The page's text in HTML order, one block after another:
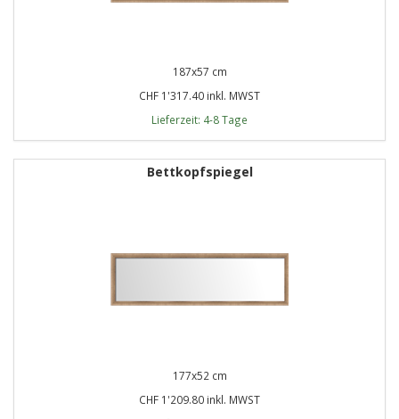
187x57 cm
CHF 1'317.40 inkl. MWST
Lieferzeit: 4-8 Tage
Bettkopfspiegel
177x52 cm
CHF 1'209.80 inkl. MWST